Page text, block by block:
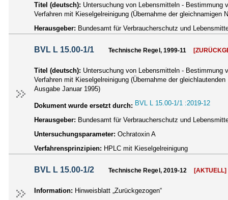
Titel (deutsch): Untersuchung von Lebensmitteln - Bestimmung
Verfahren mit Kieselgelreinigung (Übernahme der gleichnamigen
Herausgeber: Bundesamt für Verbraucherschutz und
BVL L 15.00-1/1 Technische Regel, 1999-11
Titel (deutsch): Untersuchung von Lebensmitteln - Bestimmung
Verfahren mit Kieselgelreinigung (Übernahme der
Ausgabe Januar 1995)
Dokument wurde ersetzt durch: BVL L 15.00-1/1 :2019-12
Herausgeber: Bundesamt für Verbraucherschutz und
Untersuchungsparameter: Ochratoxin A
Verfahrensprinzipien: HPLC mit Kieselgelreinigung
BVL L 15.00-1/2 Technische Regel, 2019-12 [AKTUELL]
Information: Hinweisblatt „Zurückgezogen“